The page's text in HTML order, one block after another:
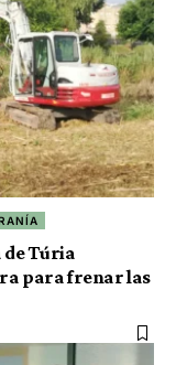
Túria
para frenar las